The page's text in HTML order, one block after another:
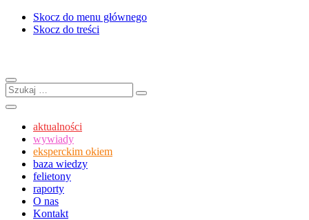
Skocz do menu głównego
Skocz do treści
Menu
Szukaj:
Szukaj
Szukaj
aktualności
wywiady
eksperckim okiem
baza wiedzy
felietony
raporty
O nas
Kontakt